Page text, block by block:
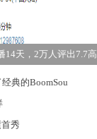
14天，2万人评出7.7高
典的BoomSou
秀